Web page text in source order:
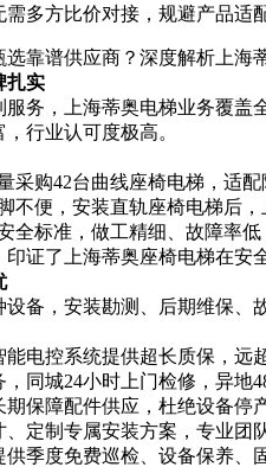
多方比价对接，规避产品适
扎实
务，上海蒂奥电梯业务覆
行业认可度极高。
采购42台曲线座椅电梯，适
不便，安装直轨座椅电梯后
全标准，做工精细、故障率
证了上海蒂奥座椅电梯在安
备，安装勘测、后期维保
电控系统提供超长质保，远
同城24小时上门检修，异地
保障配件供应，杜绝设备停
定制专属安装方案，专业团
季度免费巡检、设备保养、